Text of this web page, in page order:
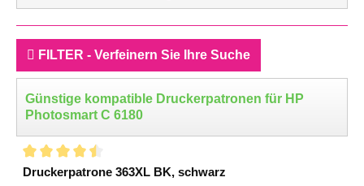
FILTER - Verfeinern Sie Ihre Suche
Günstige kompatible Druckerpatronen für HP
Photosmart C 6180
Druckerpatrone 363XL BK, schwarz